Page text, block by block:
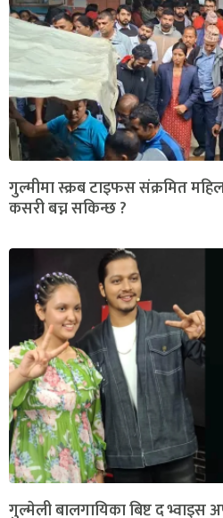
गुल्मीमा स्क्रब टाइफस संक्रमित
कसरी बच्न सकिन्छ ?
गुल्मेली बालगायिका बिष्ट द